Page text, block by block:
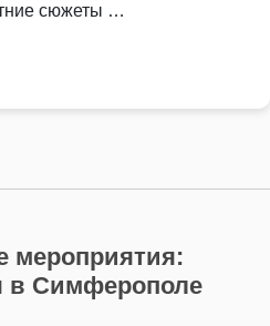
сюжеты …
мероприятия:
в Симферополе